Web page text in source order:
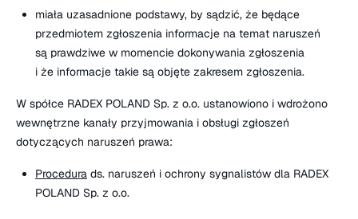
miała uzasadnione podstawy, by sądzić, że będące
przedmiotem zgłoszenia informacje na temat naruszeń
są prawdziwe w momencie dokonywania zgłoszenia
i że informacje takie są objęte zakresem zgłoszenia.
W spółce RADEX POLAND Sp. z o.o. ustanowiono i wdrożono
wewnętrzne kanały przyjmowania i obsługi zgłoszeń
dotyczących naruszeń prawa:
Procedura ds. naruszeń i ochrony sygnalistów dla RADEX
POLAND Sp. z o.o.